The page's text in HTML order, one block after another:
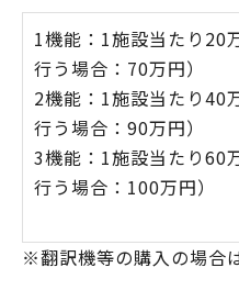
1機能：1施設当たり20
行う場合：70万円）
2機能：1施設当たり40
行う場合：90万円）
3機能：1施設当たり60
行う場合：100万円）
※翻訳機等の購入の場合